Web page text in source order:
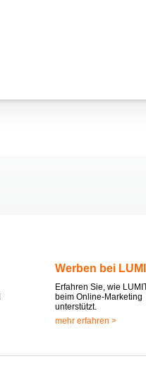
Werben bei
Erfahren Sie, wie
beim Online-Marketing
unterstützt.
mehr erfahren >